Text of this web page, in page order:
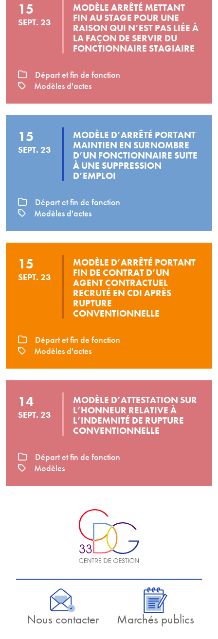
15
SEPT. 23
MODÈLE ARRÊTÉ METTANT
FIN AU STAGE POUR UNE
RAISON QUI N’EST PAS LIÉE À
LA FAÇON DE SERVIR DU
FONCTIONNAIRE STAGIAIRE
Départ et fin de fonction
Modèles d'actes
15
SEPT. 23
MODÈLE D’ARRÊTÉ PORTANT
MAINTIEN EN SURNOMBRE
D’UN FONCTIONNAIRE SUITE
À UNE SUPPRESSION
D’EMPLOI
Départ et fin de fonction
Modèles d'actes
15
SEPT. 23
MODÈLE D’ARRÊTÉ PORTANT
FIN DE CONTRAT D’UN
AGENT CONTRACTUEL
RECRUTÉ EN CDI APRÈS
RUPTURE
CONVENTIONNELLE
Départ et fin de fonction
Modèles d'actes
14
SEPT. 23
MODÈLE D’ATTESTATION SUR
L’HONNEUR RELATIVE À
L’INDEMNITÉ DE RUPTURE
CONVENTIONNELLE
Départ et fin de fonction
Modèles
Nous contacter Marchés publics